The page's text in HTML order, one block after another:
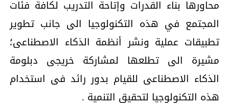
محاورها بناء القدرات وإتاحة التدريب لكافة فئات
المجتمع في هذه التكنولوجيا الى جانب تطوير
تطبيقات عملية ونشر أنظمة الذكاء الاصطناعى؛
مشيرة الى تطلعها لمشاركة خريجى دبلومة
الذكاء الاصطناعى للقيام بدور رائد فى استخدام
هذه التكنولوجيا لتحقيق التنمية .